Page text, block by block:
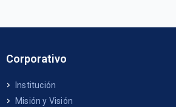
Corporativo
Institución
Misión y Visión